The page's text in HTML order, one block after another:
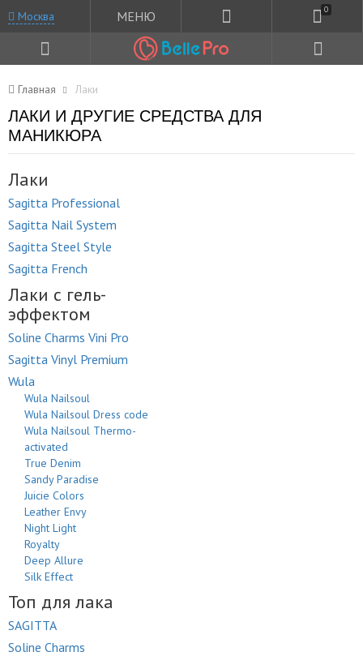
Москва МЕНЮ 0
Главная Лаки
ЛАКИ И ДРУГИЕ СРЕДСТВА ДЛЯ
МАНИКЮРА
Лаки
Sagitta Professional
Sagitta Nail System
Sagitta Steel Style
Sagitta French
Лаки с гель-
эффектом
Soline Charms Vini Pro
Sagitta Vinyl Premium
Wula
Wula Nailsoul
Wula Nailsoul Dress code
Wula Nailsoul Thermo-
activated
True Denim
Sandy Paradise
Juicie Colors
Leather Envy
Night Light
Royalty
Deep Allure
Silk Effect
Топ для лака
SAGITTA
Soline Charms